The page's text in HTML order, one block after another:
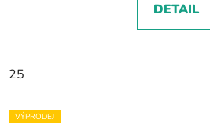
DETAIL
25
VÝPRODEJ